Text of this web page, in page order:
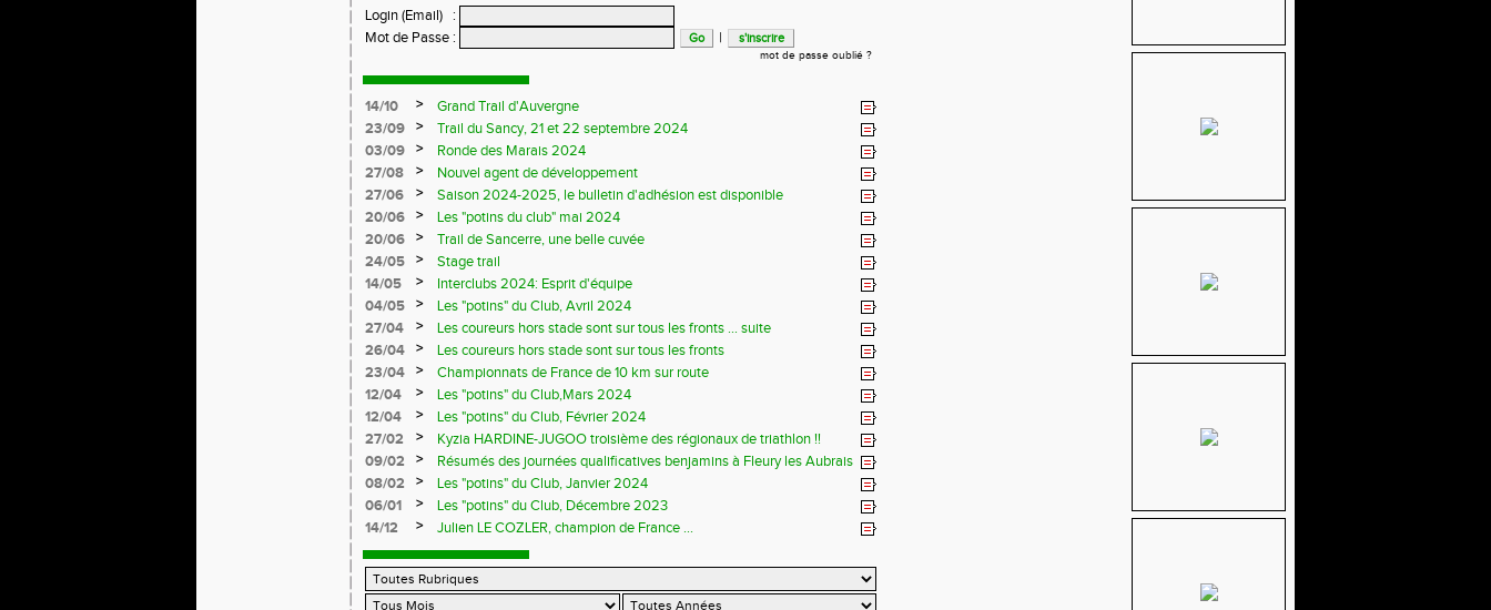
Login (Email)
:
Mot de Passe : |
mot de passe oublié ?
14/10 >
Grand Trail d'Auvergne
23/09
>
Trail du Sancy, 21 et 22 septembre 2024
03/09
>
Ronde des Marais 2024
27/08
>
Nouvel agent de développement
27/06
>
Saison 2024-2025, le bulletin d'adhésion est disponible
20/06
>
Les "potins du club" mai 2024
20/06
>
Trail de Sancerre, une belle cuvée
24/05
>
Stage trail
14/05
>
Interclubs 2024: Esprit d'équipe
04/05
>
Les "potins" du Club, Avril 2024
27/04
>
Les coureurs hors stade sont sur tous les fronts ... suite
26/04
>
Les coureurs hors stade sont sur tous les fronts
23/04
>
Championnats de France de 10 km sur route
12/04
>
Les "potins" du Club,Mars 2024
12/04
>
Les "potins" du Club, Février 2024
27/02
>
Kyzia HARDINE-JUGOO troisième des régionaux de triathlon !!
09/02
>
Résumés des journées qualificatives benjamins à Fleury les Aubrais
08/02
>
Les "potins" du Club, Janvier 2024
06/01
>
Les "potins" du Club, Décembre 2023
14/12
> Julien LE COZLER, champion de France ...